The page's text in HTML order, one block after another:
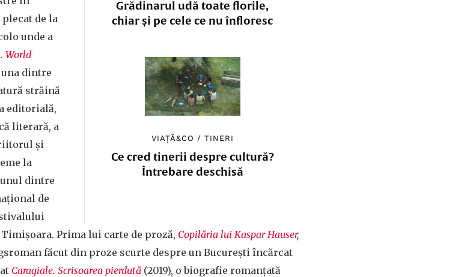
Grădinarul udă toate florile,
chiar și pe cele ce nu înfloresc
VIAȚĂ&CO /TINERI
Ce cred tinerii despre cultură?
Întrebare deschisă
de la
unde a
World
dintre
străină
editorială,
literară, a
și
la
dintre
de
Prima lui carte de proză, Copilăria lui Kaspar Hauser,
făcut din proze scurte despre un București încărcat
Caragiale. Scrisoarea pierdută (2019), o biografie romanțată